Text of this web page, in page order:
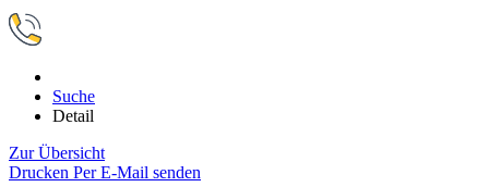
Suche
Detail
Zur Übersicht
Drucken Per E-Mail senden